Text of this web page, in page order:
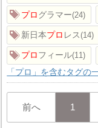
プログラマー 24
新日本プロ レス 14
プロフィール 11
「プロ」を含むタグの
前へ 1